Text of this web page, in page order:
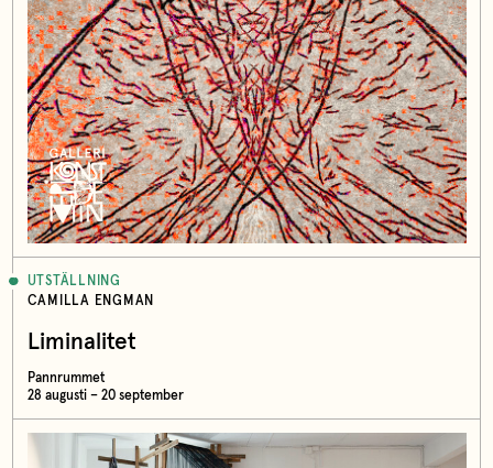
UTSTÄLLNING
CAMILLA ENGMAN
Liminalitet
Pannrummet
28 augusti – 20 september